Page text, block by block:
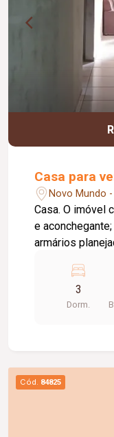
Casa para
Novo Mundo
Casa. O imóvel conta com: 03 quartos; Sala ampla
e
armários
3
Dorm.
Cód. 84825